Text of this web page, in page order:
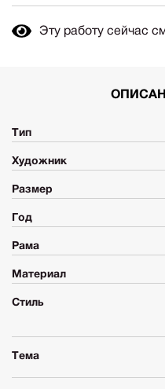
Тип
Художник
Размер
Год
Рама
Материал
Стиль
Тема
Эту работу сейчас